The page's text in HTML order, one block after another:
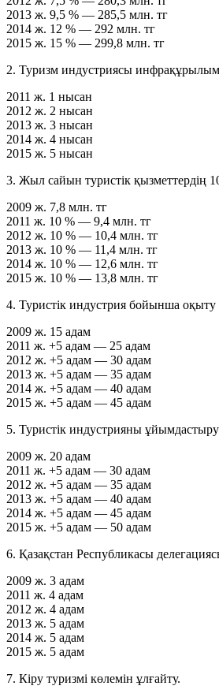
2013 ж. 9,5 % — 285,5 млн. тг
2014 ж. 12 % — 292 млн. тг
2015 ж. 15 % — 299,8 млн. тг
2. Туризм индустриясы
2011 ж. 1 нысан
2012 ж. 2 нысан
2013 ж. 3 нысан
2014 ж. 4 нысан
2015 ж. 5 нысан
3. Жыл сайын туристік қызметтердің
2009 ж. 7,8 млн. тг
2011 ж. 10 % — 9,4 млн. тг
2012 ж. 10 % — 10,4 млн. тг
2013 ж. 10 % — 11,4 млн. тг
2014 ж. 10 % — 12,6 млн. тг
2015 ж. 10 % — 13,8 млн. тг
4. Туристік индустрия бойынша
2009 ж. 15 адам
2011 ж. +5 адам — 25 адам
2012 ж. +5 адам — 30 адам
2013 ж. +5 адам — 35 адам
2014 ж. +5 адам — 40 адам
2015 ж. +5 адам — 45 адам
5. Туристік индустрияны
2009 ж. 20 адам
2011 ж. +5 адам — 30 адам
2012 ж. +5 адам — 35 адам
2013 ж. +5 адам — 40 адам
2014 ж. +5 адам — 45 адам
2015 ж. +5 адам — 50 адам
6. Қазақстан Республикасы
2009 ж. 3 адам
2011 ж. 4 адам
2012 ж. 4 адам
2013 ж. 5 адам
2014 ж. 5 адам
2015 ж. 5 адам
7. Кіру туризмі көлемін ұлғайту.